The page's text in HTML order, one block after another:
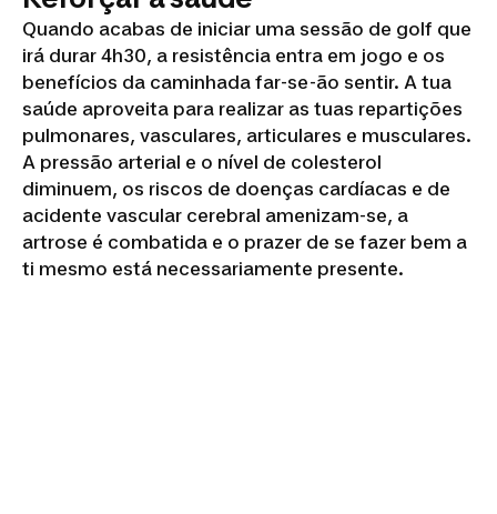
Quando acabas de iniciar uma sessão de golf que
irá durar 4h30, a resistência entra em jogo e os
benefícios da caminhada far-se-ão sentir. A tua
saúde aproveita para realizar as tuas repartições
pulmonares, vasculares, articulares e musculares.
A pressão arterial e o nível de colesterol
diminuem, os riscos de doenças cardíacas e de
acidente vascular cerebral amenizam-se, a
artrose é combatida e o prazer de se fazer bem a
ti mesmo está necessariamente presente.